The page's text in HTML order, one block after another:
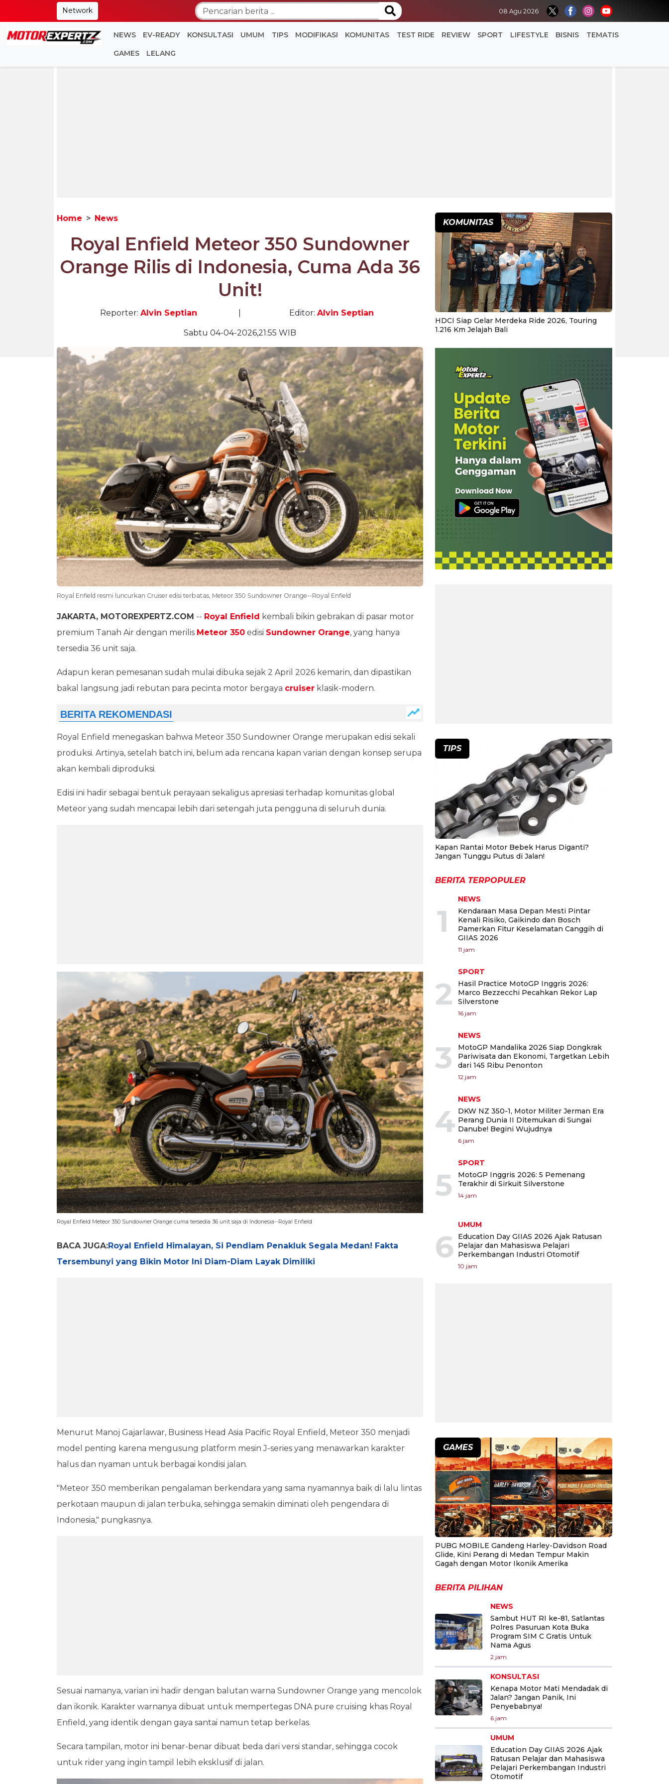
Network 08 Agu 2026
NEWS EV-READY KONSULTASI UMUM TIPS MODIFIKASI KOMUNITAS TEST RIDE REVIEW SPORT LIFESTYLE BISNIS TEMATIS
GAMES LELANG
Home News
Royal Enfield Meteor 350 Sundowner
Orange Rilis di Indonesia, Cuma Ada 36
Unit!
Reporter: Alvin Septian Editor: Alvin Septian
Sabtu 04-04-2026,21:55 WIB
Royal Enfield resmi luncurkan Cruiser edisi terbatas, Meteor 350 Sundowner Orange--Royal Enfield
JAKARTA, MOTOREXPERTZ.COM -- Royal Enfield kembali bikin gebrakan di pasar motor
premium Tanah Air dengan merilis Meteor 350 edisi Sundowner Orange, yang hanya
tersedia 36 unit saja.
Adapun keran pemesanan sudah mulai dibuka sejak 2 April 2026 kemarin, dan dipastikan
bakal langsung jadi rebutan para pecinta motor bergaya cruiser klasik-modern.
Royal Enfield menegaskan bahwa Meteor 350 Sundowner Orange merupakan edisi sekali
produksi. Artinya, setelah batch ini, belum ada rencana kapan varian dengan konsep serupa
akan kembali diproduksi.
Edisi ini hadir sebagai bentuk perayaan sekaligus apresiasi terhadap komunitas global
Meteor yang sudah mencapai lebih dari setengah juta pengguna di seluruh dunia.
Royal Enfield Meteor 350 Sundowner Orange cuma tersedia 36 unit saja di Indonesia--Royal Enfield
BACA JUGA:Royal Enfield Himalayan, Si Pendiam Penakluk Segala Medan! Fakta
Tersembunyi yang Bikin Motor Ini Diam-Diam Layak Dimiliki
Menurut Manoj Gajarlawar, Business Head Asia Pacific Royal Enfield, Meteor 350 menjadi
model penting karena mengusung platform mesin J-series yang menawarkan karakter
halus dan nyaman untuk berbagai kondisi jalan.
"Meteor 350 memberikan pengalaman berkendara yang sama nyamannya baik di lalu lintas
perkotaan maupun di jalan terbuka, sehingga semakin diminati oleh pengendara di
Indonesia," pungkasnya.
Sesuai namanya, varian ini hadir dengan balutan warna Sundowner Orange yang mencolok
dan ikonik. Karakter warnanya dibuat untuk mempertegas DNA pure cruising khas Royal
Enfield, yang identik dengan gaya santai namun tetap berkelas.
Secara tampilan, motor ini benar-benar dibuat beda dari versi standar, sehingga cocok
untuk rider yang ingin tampil lebih eksklusif di jalan.
KOMUNITAS
HDCI Siap Gelar Merdeka Ride 2026, Touring
1.216 Km Jelajah Bali
TIPS
Kapan Rantai Motor Bebek Harus Diganti?
Jangan Tunggu Putus di Jalan!
BERITA TERPOPULER
1
NEWS
Kendaraan Masa Depan Mesti Pintar
Kenali Risiko, Gaikindo dan Bosch
Pamerkan Fitur Keselamatan Canggih di
GIIAS 2026
11 jam
2
SPORT
Hasil Practice MotoGP Inggris 2026:
Marco Bezzecchi Pecahkan Rekor Lap
Silverstone
16 jam
3
NEWS
MotoGP Mandalika 2026 Siap Dongkrak
Pariwisata dan Ekonomi, Targetkan Lebih
dari 145 Ribu Penonton
12 jam
4
NEWS
DKW NZ 350-1, Motor Militer Jerman Era
Perang Dunia II Ditemukan di Sungai
Danube! Begini Wujudnya
6 jam
5
SPORT
MotoGP Inggris 2026: 5 Pemenang
Terakhir di Sirkuit Silverstone
14 jam
6
UMUM
Education Day GIIAS 2026 Ajak Ratusan
Pelajar dan Mahasiswa Pelajari
Perkembangan Industri Otomotif
10 jam
GAMES
PUBG MOBILE Gandeng Harley-Davidson Road
Glide, Kini Perang di Medan Tempur Makin
Gagah dengan Motor Ikonik Amerika
BERITA PILIHAN
NEWS
Sambut HUT RI ke-81, Satlantas
Polres Pasuruan Kota Buka
Program SIM C Gratis Untuk
Nama Agus
2 jam
KONSULTASI
Kenapa Motor Mati Mendadak di
Jalan? Jangan Panik, Ini
Penyebabnya!
6 jam
UMUM
Education Day GIIAS 2026 Ajak
Ratusan Pelajar dan Mahasiswa
Pelajari Perkembangan Industri
Otomotif